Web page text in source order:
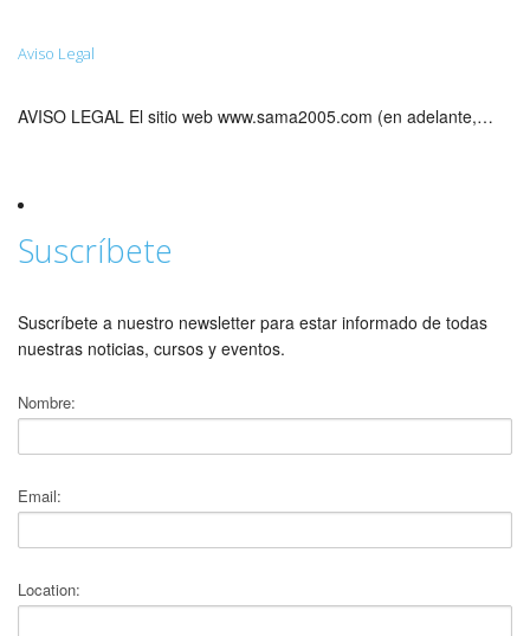
Aviso Legal
AVISO LEGAL El sitio web www.sama2005.com (en adelante,…
Suscríbete
Suscríbete a nuestro newsletter para estar informado de todas
nuestras noticias, cursos y eventos.
Nombre:
Email:
Location: